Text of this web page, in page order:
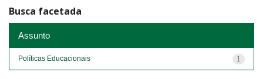
Busca facetada
Assunto
1
Políticas Educacionais